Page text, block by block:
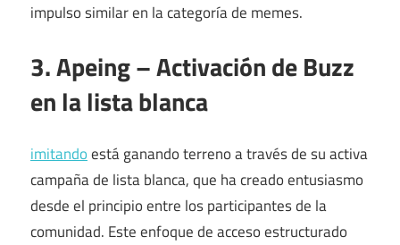
impulso similar en la categoría de memes.
3. Apeing – Activación de Buzz
en la lista blanca
imitandoestá ganando terreno a través de su activa
campaña de lista blanca, que ha creado entusiasmo
desde el principio entre los participantes de la
comunidad. Este enfoque de acceso estructurado